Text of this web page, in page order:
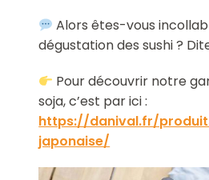
Alors êtes-vous
dégustation des sushi ?
Pour découvrir notre
soja, c’est par ici :
https://danival.fr/
japonaise/